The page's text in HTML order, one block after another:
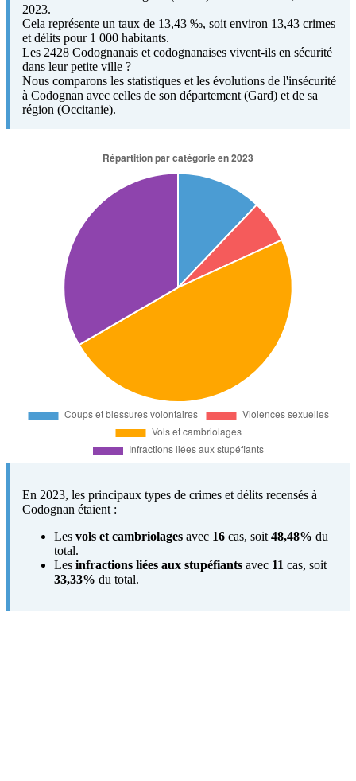
2023.
Cela représente un taux de 13,43 ‰, soit environ 13,43 crimes
et délits pour 1 000 habitants.
Les 2428 Codognanais et codognanaises vivent-ils en sécurité
dans leur petite ville ?
Nous comparons les statistiques et les évolutions de l'insécurité
à Codognan avec celles de son département (Gard) et de sa
région (Occitanie).
En 2023, les principaux types de crimes et délits recensés à
Codognan étaient :
Les vols et cambriolages avec 16 cas, soit 48,48% du
total.
Les infractions liées aux stupéfiants avec 11 cas, soit
33,33% du total.